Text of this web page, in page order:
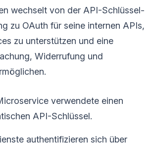
wechselt von der API-Schlüssel-
zu OAuth für seine internen APIs,
zu unterstützen und eine
Widerrufung und
verwendete einen
API-Schlüssel.
authentifizieren sich über